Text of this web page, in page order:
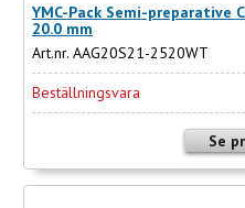
YMC-Pack Semi-preparative
20.0 mm
Art.nr. AAG20S21-2520WT
Beställningsvara
Se